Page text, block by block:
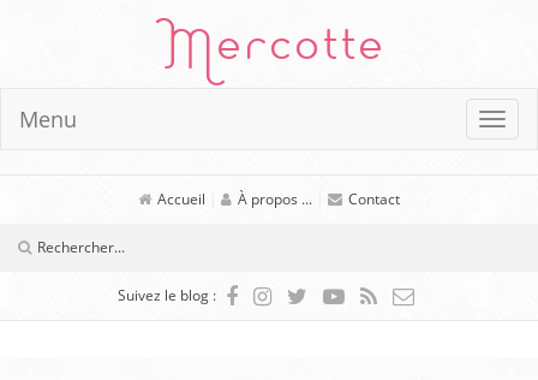
Mercotte
Menu
Accueil À propos ... Contact
Suivez le blog :